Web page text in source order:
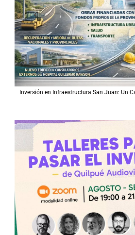
Inversión en Infraestructura San Juan: Un